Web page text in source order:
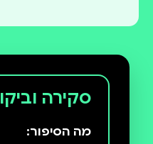
סקירה
מה הסיפור: